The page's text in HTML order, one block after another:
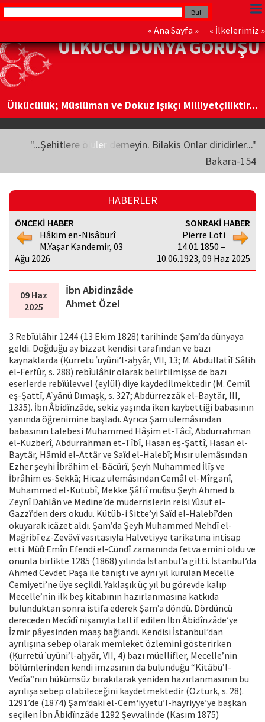
« Ana Sayfa » « İlkelerimiz »
ÜLKÜCÜ DÜNYA GÖRÜŞÜ
Ülkücülük; Müslüman ve Dokuz Işıkçı Milliyetçiliktir...
"...Şehitlere ölüler demeyin. Bilakis Onlar diridirler..."
Bakara-154
HABERLER
ÖNCEKİ HABER
Hâkim en-Nisâburî
M.Yaşar Kandemir, 03
Ağu 2026
SONRAKİ HABER
Pierre Loti
14.01.1850 –
10.06.1923, 09 Haz 2025
09 Haz
2025
İbn Abidinzâde
Ahmet Özel
3 Rebîülâhir 1244 (13 Ekim 1828) tarihinde Şam’da dünyaya
geldi. Doğduğu ay bizzat kendisi tarafından ve bazı
kaynaklarda (Ḳurretü ʿuyûni’l-aḫyâr, VII, 13; M. Abdüllatîf Sâlih
el-Ferfûr, s. 288) rebîülâhir olarak belirtilmişse de bazı
eserlerde rebîülevvel (eylül) diye kaydedilmektedir (M. Cemîl
eş-Şattî, Aʿyânü Dımaşḳ, s. 327; Abdürrezzâk el-Baytâr, III,
1335). İbn Âbidînzâde, sekiz yaşında iken kaybettiği babasının
yanında öğrenimine başladı. Ayrıca Şam ulemâsından
babasının talebesi Muhammed Hâşim et-Tâcî, Abdurrahman
el-Küzberî, Abdurrahman et-Tîbî, Hasan eş-Şattî, Hasan el-
Baytâr, Hâmid el-Attâr ve Saîd el-Halebî; Mısır ulemâsından
Ezher şeyhi İbrâhim el-Bâcûrî, Şeyh Muhammed İlîş ve
İbrâhim es-Sekkā; Hicaz ulemâsından Cemâl el-Mîrganî,
Muhammed el-Kütübî, Mekke Şâfiî müftüsü Şeyh Ahmed b.
Zeynî Dahlân ve Medine’de müderrislerin reisi Yûsuf el-
Gazzî’den ders okudu. Kütüb-i Sitte’yi Saîd el-Halebî’den
okuyarak icâzet aldı. Şam’da Şeyh Muhammed Mehdî el-
Mağribî ez-Zevâvî vasıtasıyla Halvetiyye tarikatına intisap
etti. Müftü Emîn Efendi el-Cündî zamanında fetva emini oldu ve
onunla birlikte 1285 (1868) yılında İstanbul’a gitti. İstanbul’da
Ahmed Cevdet Paşa ile tanıştı ve aynı yıl kurulan Mecelle
Cemiyeti’ne üye seçildi. Yaklaşık üç yıl bu görevde kalıp
Mecelle’nin ilk beş kitabının hazırlanmasına katkıda
bulunduktan sonra istifa ederek Şam’a döndü. Dördüncü
dereceden Mecîdî nişanıyla taltif edilen İbn Âbidînzâde’ye
İzmir pâyesinden maaş bağlandı. Kendisi İstanbul’dan
ayrılışına sebep olarak memleket özlemini gösterirken
(Ḳurretü ʿuyûni’l-aḫyâr, VII, 4) bazı müellifler, Mecelle’nin
bölümlerinden kendi imzasının da bulunduğu “Kitâbü’l-
Vedîa”nın hükümsüz bırakılarak yeniden hazırlanmasının bu
ayrılışa sebep olabileceğini kaydetmektedir (Öztürk, s. 28).
1291’de (1874) Şam’daki el-Cem‘iyyetü’l-hayriyye’ye başkan
seçilen İbn Âbidînzâde 1292 Şevvalinde (Kasım 1875)